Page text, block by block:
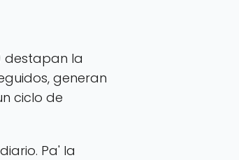
destapan la
generan
ciclo de
Pa' la